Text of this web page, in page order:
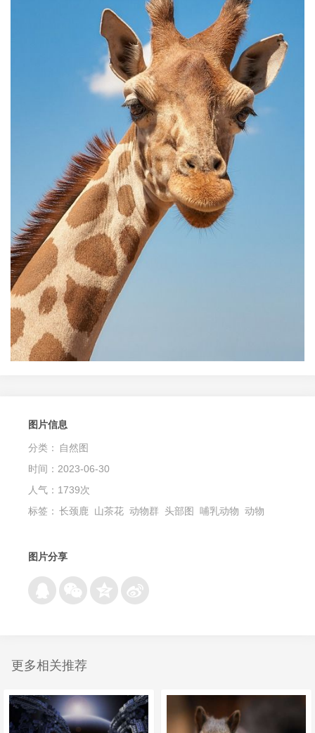
图片信息
分类：
自然图
时间：2023-06-30
人气：1739次
标签： 长颈鹿 山茶花 动物群 头部图 哺乳动物 动物
图片分享
更多相关推荐